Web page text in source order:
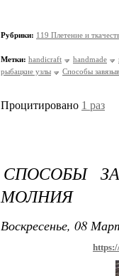
Рубрики: 119 Плетение и
Метки: handicraft handmade
рыбацкие узлы
Способы
Процитировано 1 раз
СПОСОБЫ
МОЛНИЯ
Воскресенье, 08